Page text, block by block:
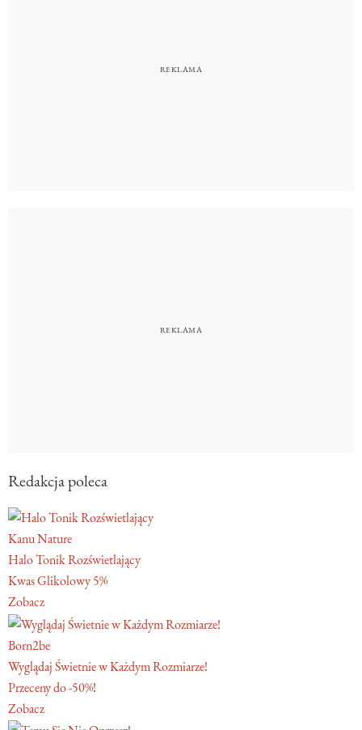
Redakcja poleca
Kanu Nature
Halo Tonik Rozświetlający
Kwas Glikolowy 5%
Zobacz
Born2be
Wyglądaj Świetnie w Każdym Rozmiarze!
Przeceny do -50%!
Zobacz